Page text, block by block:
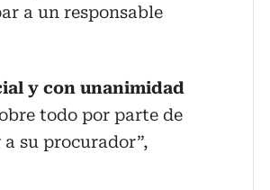
a un responsable
y con unanimidad
todo por parte de
su procurador”,